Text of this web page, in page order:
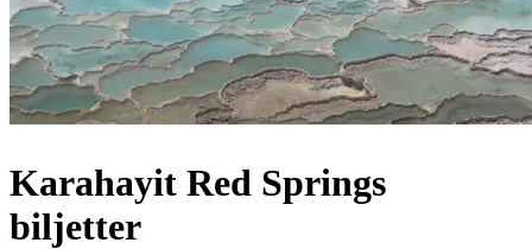
Karahayit Red Springs
biljetter